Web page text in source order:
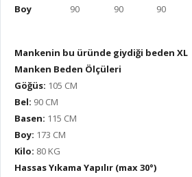
Boy
90 90 90
Mankenin bu üründe giydiği beden XL
Manken Beden Ölçüleri
Göğüs: 105 CM
Bel: 90 CM
Basen: 115 CM
Boy: 173 CM
Kilo: 80 KG
Hassas Yıkama Yapılır (max 30°)